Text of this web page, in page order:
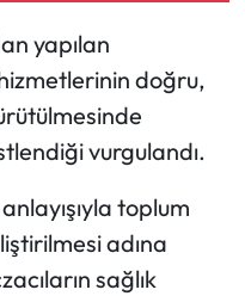
yapılan
doğru,
vurgulandı.
toplum
adına
sağlık